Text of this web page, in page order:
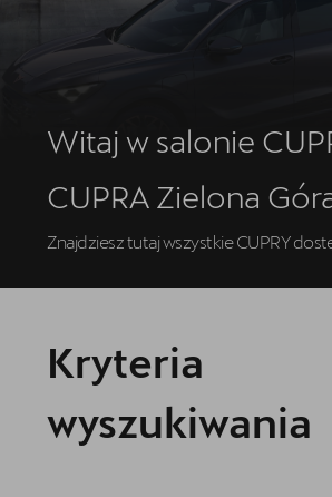
Witaj w salonie
CUPRA Zielona
Znajdziesz tutaj wszystkie CUPRY
Kryteria
wyszukiwania